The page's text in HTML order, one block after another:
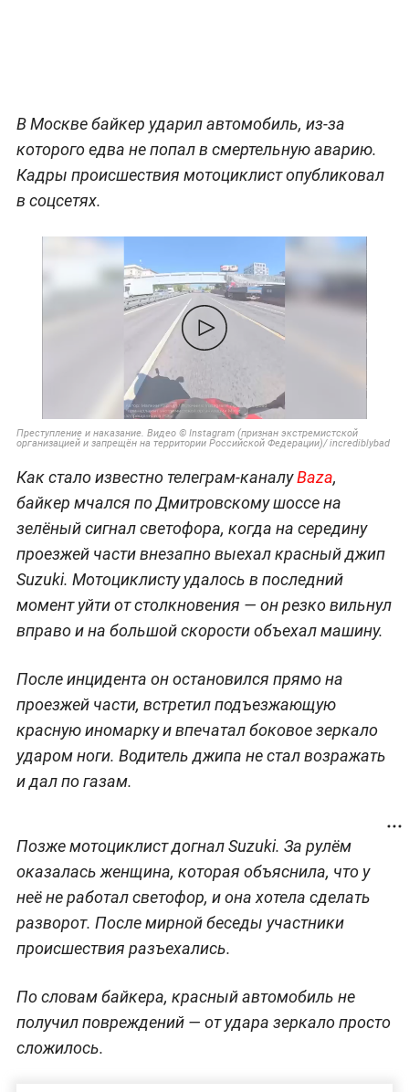
В Москве байкер ударил автомобиль, из-за
которого едва не попал в смертельную аварию.
Кадры происшествия мотоциклист опубликовал
в соцсетях.
Преступление и наказание. Видео © Instagram (признан экстремистской
организацией и запрещён на территории Российской Федерации)/ incrediblybad
Как стало известно телеграм-каналуBaza,
байкер мчался по Дмитровскому шоссе на
зелёный сигнал светофора, когда на середину
проезжей части внезапно выехал красный джип
Suzuki. Мотоциклисту удалось в последний
момент уйти от столкновения — он резко вильнул
вправо и на большой скорости объехал машину.
После инцидента он остановился прямо на
проезжей части, встретил подъезжающую
красную иномарку и впечатал боковое зеркало
ударом ноги. Водитель джипа не стал возражать
и дал по газам.
Позже мотоциклист догнал Suzuki. За рулём
оказалась женщина, которая объяснила, что у
неё не работал светофор, и она хотела сделать
разворот. После мирной беседы участники
происшествия разъехались.
По словам байкера, красный автомобиль не
получил повреждений — от удара зеркало просто
сложилось.